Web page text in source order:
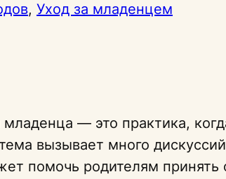
, Уход за младенцем
— это практика,
вызывает много
помочь родителям